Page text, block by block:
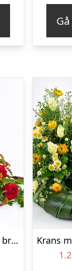
Båredekoration i brændte farver – Blomster til begravelse